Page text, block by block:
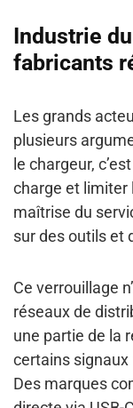
Industrie
fabricants
Les grands
plusieurs
le chargeur,
charge et limiter
maîtrise du
sur des outils et
Ce verrouillage
réseaux de
une partie de la
certains
Des marques